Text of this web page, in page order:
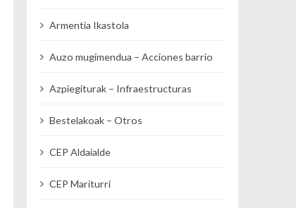
Armentia Ikastola
Auzo mugimendua – Acciones barrio
Azpiegiturak – Infraestructuras
Bestelakoak – Otros
CEP Aldaialde
CEP Mariturri